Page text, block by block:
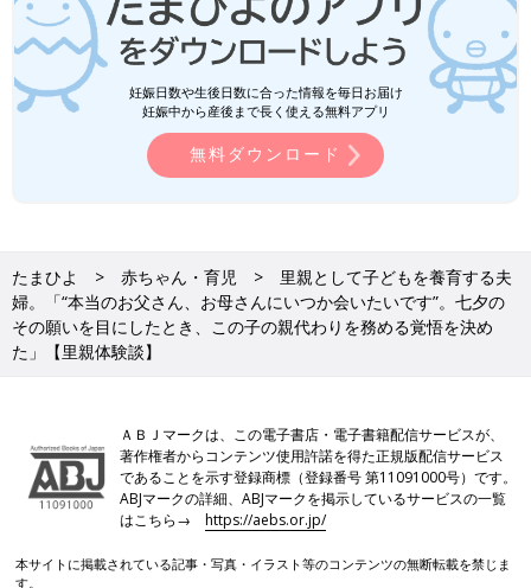
妊娠日数や生後日数に合った情報を毎日お届け
妊娠中から産後まで長く使える無料アプリ
無料ダウンロード
たまひよ 赤ちゃん・育児
里親として子どもを養育する夫
婦。「“本当のお父さん、お母さんにいつか会いたいです”。七夕の
その願いを目にしたとき、この子の親代わりを務める覚悟を決め
た」【里親体験談】
ＡＢＪマークは、この電子書店・電子書籍配信サービスが、
著作権者からコンテンツ使用許諾を得た正規版配信サービス
であることを示す登録商標（登録番号 第11091000号）です。
ABJマークの詳細、ABJマークを掲示しているサービスの一覧
はこちら→https://aebs.or.jp/
本サイトに掲載されている記事・写真・イラスト等のコンテンツの無断転載を禁じま
す。